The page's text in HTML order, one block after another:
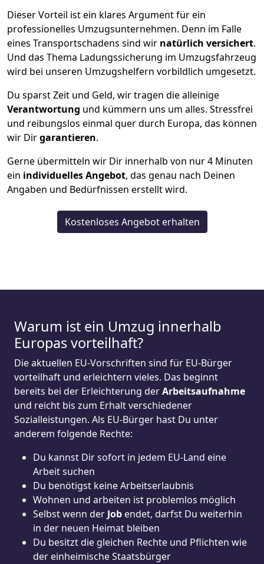
Dieser Vorteil ist ein klares Argument für ein
professionelles Umzugsunternehmen. Denn im Falle
eines Transportschadens sind wir natürlich versichert.
Und das Thema Ladungssicherung im Umzugsfahrzeug
wird bei unseren Umzugshelfern vorbildlich umgesetzt.
Du sparst Zeit und Geld, wir tragen die alleinige
Verantwortung und kümmern uns um alles. Stressfrei
und reibungslos einmal quer durch Europa, das können
wir Dirgarantieren.
Gerne übermitteln wir Dir innerhalb von nur4 Minuten
ein individuelles Angebot, das genau nach Deinen
Angaben und Bedürfnissen erstellt wird.
Kostenloses Angebot erhalten
Warum ist ein Umzug innerhalb
Europas vorteilhaft?
Die aktuellen EU-Vorschriften sind für EU-Bürger
vorteilhaft und erleichtern vieles. Das beginnt
bereits bei der Erleichterung derArbeitsaufnahme
und reicht bis zum Erhalt verschiedener
Sozialleistungen. Als EU-Bürger hast Du unter
anderem folgende Rechte:
Du kannst Dir sofort in jedem EU-Land eine
Arbeit suchen
Du benötigst keine Arbeitserlaubnis
Wohnen und arbeiten ist problemlos möglich
Selbst wenn der Job endet, darfst Du weiterhin
in der neuen Heimat bleiben
Du besitzt die gleichen Rechte und Pflichten wie
der einheimische Staatsbürger